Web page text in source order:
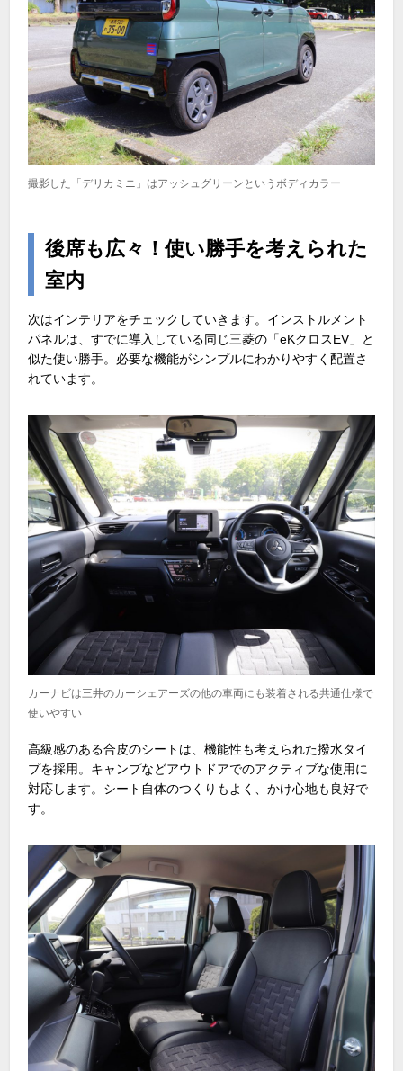
撮影した「デリカミニ」はアッシュグリーンというボディカラー
後席も広々！使い勝手を考えられた
室内
次はインテリアをチェックしていきます。インストルメント
パネルは、すでに導入している同じ三菱の「eKクロスEV」と
似た使い勝手。必要な機能がシンプルにわかりやすく配置さ
れています。
カーナビは三井のカーシェアーズの他の車両にも装着される共通仕様で
使いやすい
高級感のある合皮のシートは、機能性も考えられた撥水タイ
プを採用。キャンプなどアウトドアでのアクティブな使用に
対応します。シート自体のつくりもよく、かけ心地も良好で
す。